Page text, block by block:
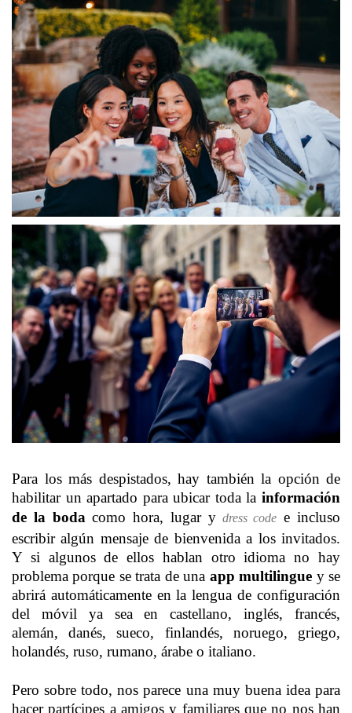
Para los más despistados, hay también la opción de
habilitar un apartado para ubicar toda la información
de la bodacomo hora, lugar ydress code e incluso
escribir algún mensaje de bienvenida a los invitados.
Y si algunos de ellos hablan otro idioma no hay
problema porque se trata de una app multilingue y se
abrirá automáticamente en la lengua de configuración
del móvil ya sea en castellano, inglés, francés,
alemán, danés, sueco, finlandés, noruego, griego,
holandés, ruso, rumano, árabe o italiano.
Pero sobre todo, nos parece una muy buena idea para
hacer partícipes a amigos y familiares que no nos han